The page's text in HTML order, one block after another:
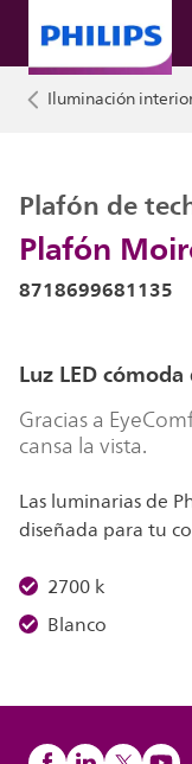
Iluminación
Plafón
Plafón de
8718699681135
Luz LED
Gracias a
cansa la vista.
Las luminarias de
diseñada para tu
2700 k
Blanco